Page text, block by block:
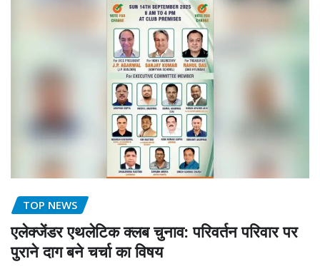
TOP NEWS
एलेक्जेंडर एथलेटिक क्लब चुनाव: परिवर्तन परिवार पर
पुराने दाग बने चर्चा का विषय